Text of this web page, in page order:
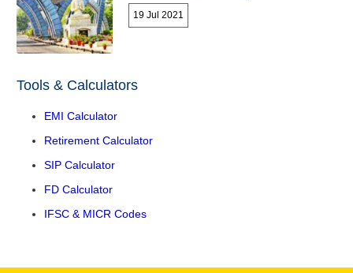
19 Jul 2021
Tools & Calculators
EMI Calculator
Retirement Calculator
SIP Calculator
FD Calculator
IFSC & MICR Codes